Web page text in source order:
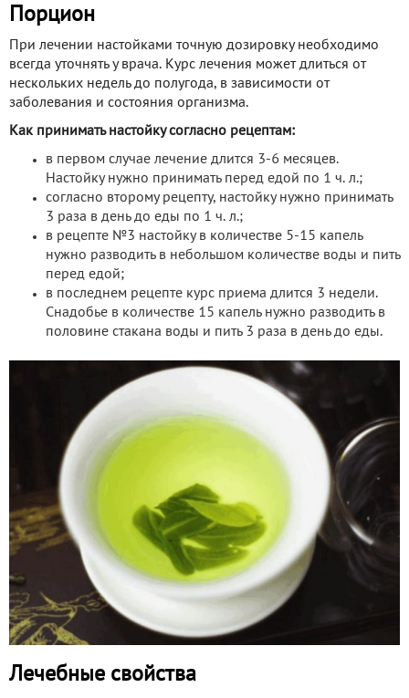
Порцион
При лечении настойками точную дозировку необходимо
всегда уточнять у врача. Курс лечения может длиться от
нескольких недель до полугода, в зависимости от
заболевания и состояния организма.
Как принимать настойку согласно рецептам:
в первом случае лечение длится 3-6 месяцев.
Настойку нужно принимать перед едой по 1 ч. л.;
согласно второму рецепту, настойку нужно принимать
3 раза в день до еды по 1 ч. л.;
в рецепте №3 настойку в количестве 5-15 капель
нужно разводить в небольшом количестве воды и пить
перед едой;
в последнем рецепте курс приема длится 3 недели.
Снадобье в количестве 15 капель нужно разводить в
половине стакана воды и пить 3 раза в день до еды.
Лечебные свойства